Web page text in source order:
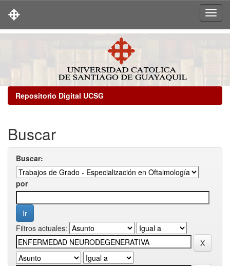
Repositorio Digital UCSG
Buscar
Buscar:
por
Filtros actuales: